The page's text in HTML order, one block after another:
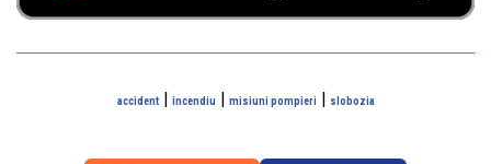
accident| incendiu | misiuni pompieri | slobozia